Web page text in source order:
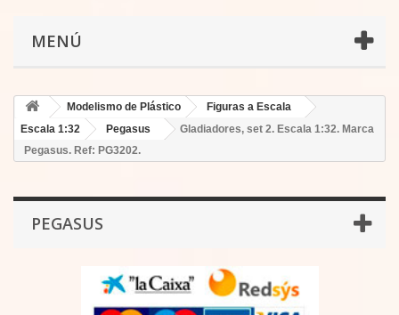
MENÚ
Modelismo de Plástico
Figuras a Escala
Escala 1:32
Pegasus
Gladiadores, set 2. Escala 1:32. Marca
Pegasus. Ref: PG3202.
PEGASUS